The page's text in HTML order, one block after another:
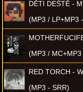
DĚTI DEŠTĚ -
(MP3 / LP+MP3
(MP3 /
RED TORCH -
(MP3 - SRR)